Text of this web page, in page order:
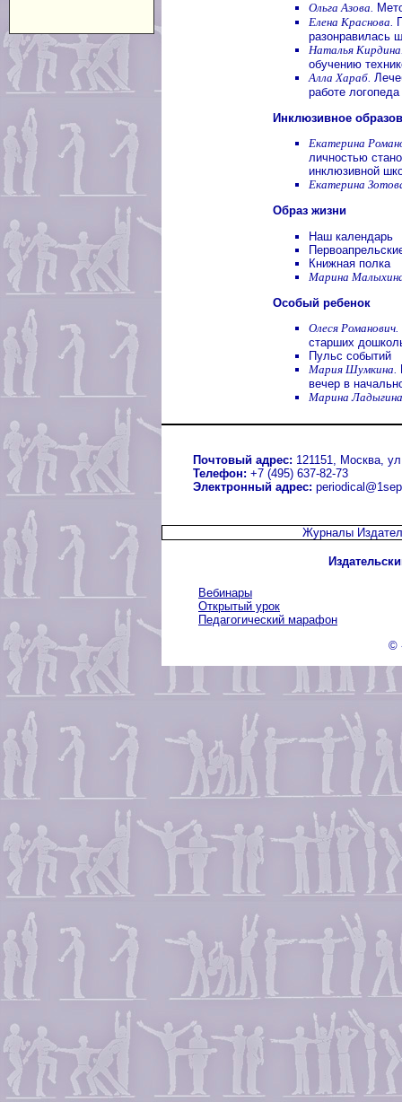
Ольга Азова.
Елена Краснова.
разонравилась
Наталья
обучению
Алла Хараб.
работе
Инклюзивное
Екатерина
личностью
инклюзивной
Екатерина
Образ жизни
Наш календарь
Книжная полка
Марина
Особый ребенок
Олеся Романович.
старших
Пульс событий
Мария Шумкина.
вечер в
Марина
Почтовый адрес: 121151, Москва,
Телефон: +7 (495) 637-82-73
Электронный адрес:
Журналы
Вебинары
Открытый урок
Педагогический марафон
©